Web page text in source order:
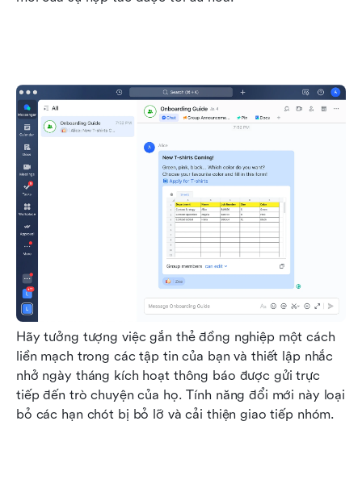
Hãy tưởng tượng việc gắn thẻ đồng nghiệp một cách
liền mạch trong các tập tin của bạn và thiết lập nhắc
nhở ngày tháng kích hoạt thông báo được gửi trực
tiếp đến trò chuyện của họ. Tính năng đổi mới này loại
bỏ các hạn chót bị bỏ lỡ và cải thiện giao tiếp nhóm.